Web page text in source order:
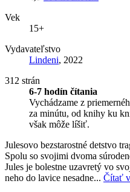
Vek
15+
Vydavateľstvo
Lindeni, 2022
312 strán
6-7 hodín čítania
Vychádzame z
za minútu, od knihy ku
však môže líšiť.
Julesovo bezstarostné detstvo
Spolu so svojimi dvoma
Jules je bolestne uzavretý vo
neho do lavice nesadne... Čítať